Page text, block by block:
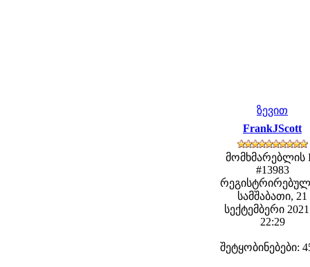
ზევით
FrankJScott
მომხმარებლის
#13983
სამშაბათი, 21
სექტემბერი
22:29
შეტყობინებები: